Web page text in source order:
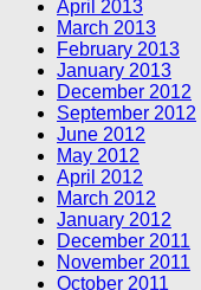
April 2013
March 2013
February 2013
January 2013
December 2012
September 2012
June 2012
May 2012
April 2012
March 2012
January 2012
December 2011
November 2011
October 2011